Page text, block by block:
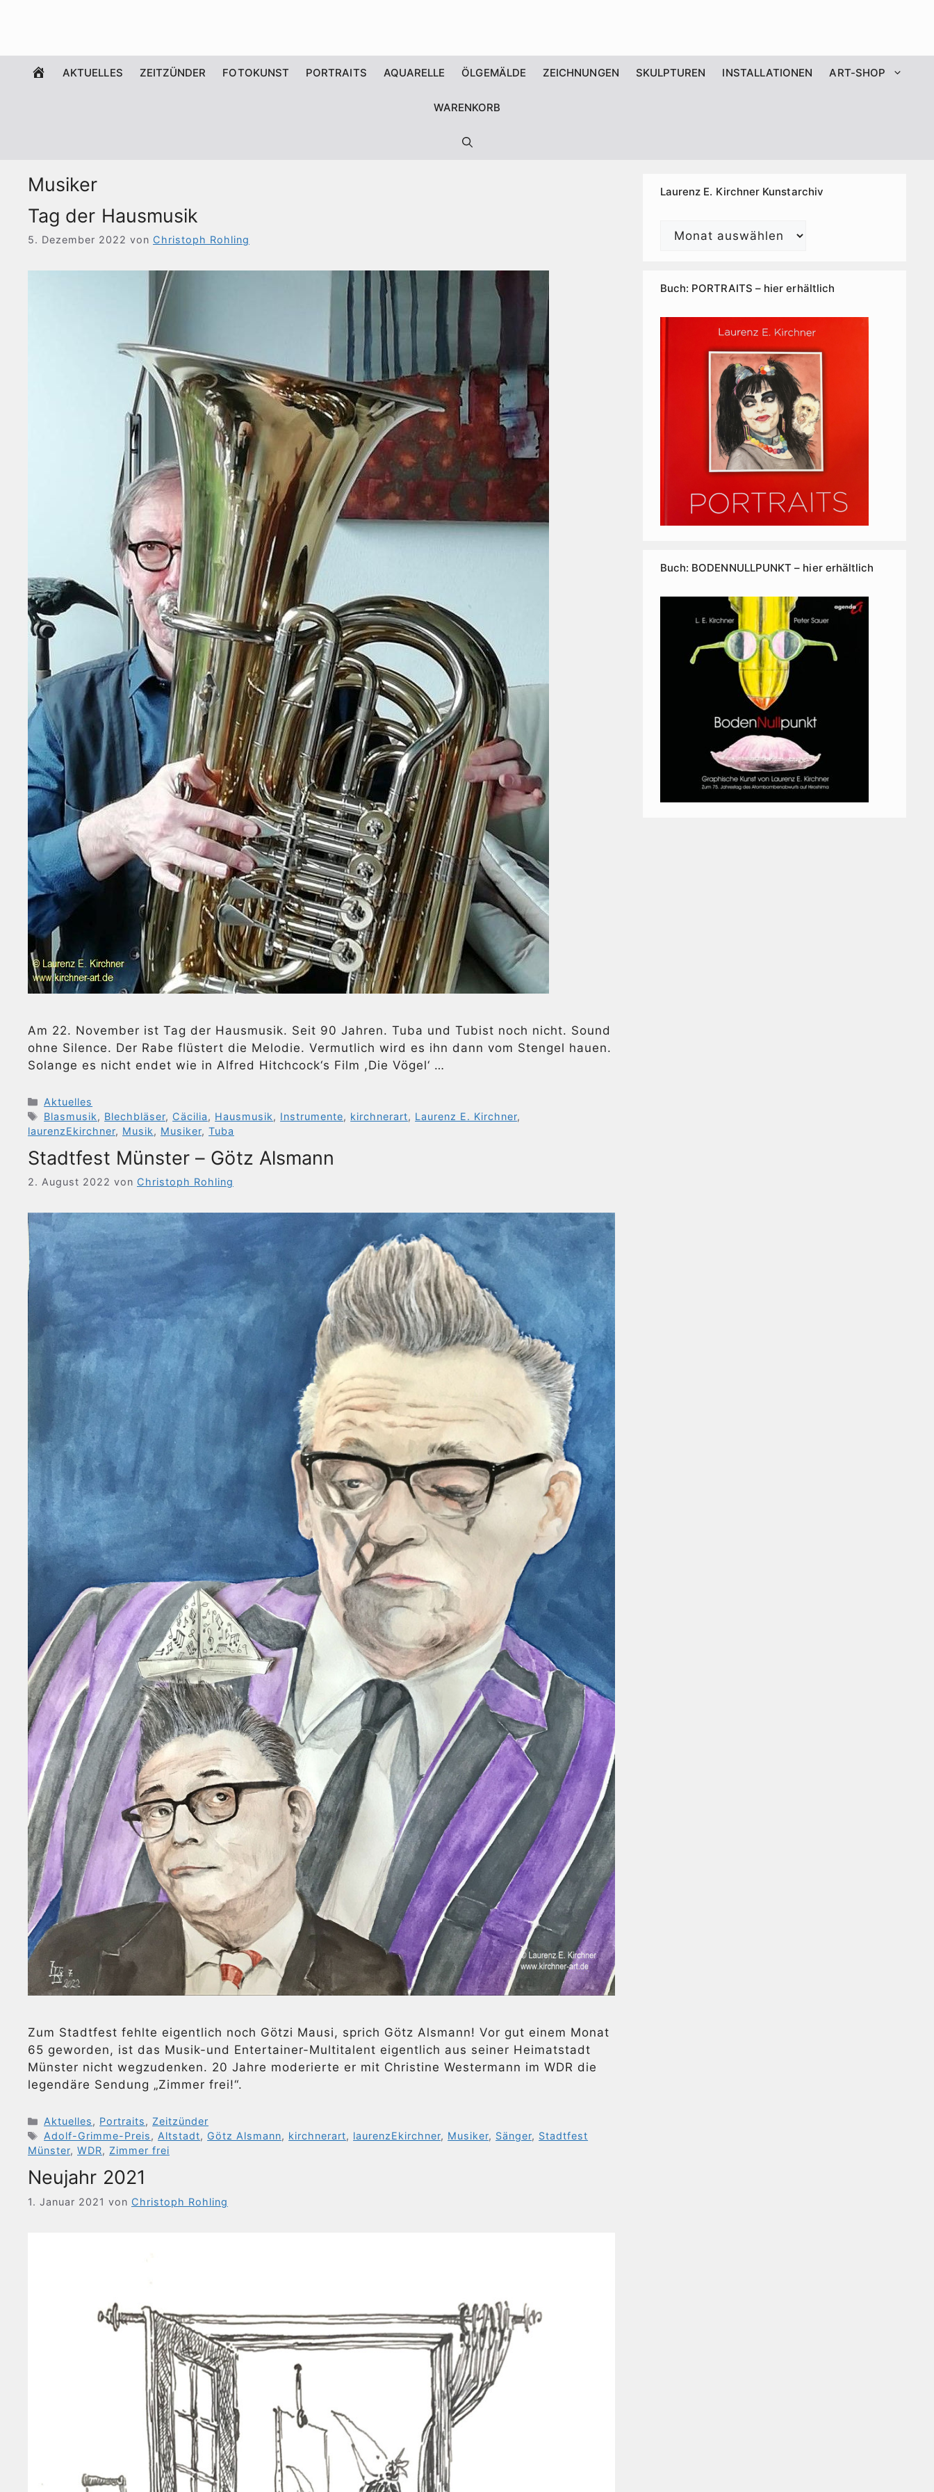
WILLKOMMEN
AKTUELLES ZEITZÜNDER FOTOKUNST PORTRAITS AQUARELLE ÖLGEMÄLDE ZEICHNUNGEN SKULPTUREN INSTALLATIONEN ART-SHOP
WARENKORB
Musiker
Tag der Hausmusik
5. Dezember 2022 von Christoph Rohling
Am 22. November ist Tag der Hausmusik. Seit 90 Jahren. Tuba und Tubist noch nicht. Sound
ohne Silence. Der Rabe flüstert die Melodie. Vermutlich wird es ihn dann vom Stengel hauen.
Solange es nicht endet wie in Alfred Hitchcock‘s Film ,Die Vögel‘ …
Kategorien
Aktuelles
Schlagwörter
Blasmusik, Blechbläser, Cäcilia, Hausmusik, Instrumente, kirchnerart, Laurenz E. Kirchner,
laurenzEkirchner, Musik, Musiker, Tuba
Stadtfest Münster – Götz Alsmann
2. August 2022 von Christoph Rohling
Zum Stadtfest fehlte eigentlich noch Götzi Mausi, sprich Götz Alsmann! Vor gut einem Monat
65 geworden, ist das Musik-und Entertainer-Multitalent eigentlich aus seiner Heimatstadt
Münster nicht wegzudenken. 20 Jahre moderierte er mit Christine Westermann im WDR die
legendäre Sendung „Zimmer frei!“.
Kategorien
Aktuelles, Portraits, Zeitzünder
Schlagwörter
Adolf-Grimme-Preis, Altstadt, Götz Alsmann, kirchnerart, laurenzEkirchner, Musiker, Sänger, Stadtfest
Münster, WDR, Zimmer frei
Neujahr 2021
1. Januar 2021 von Christoph Rohling
Laurenz E. Kirchner Kunstarchiv
Laurenz
Buch: PORTRAITS – hier erhältlich
Buch: BODENNULLPUNKT – hier erhältlich